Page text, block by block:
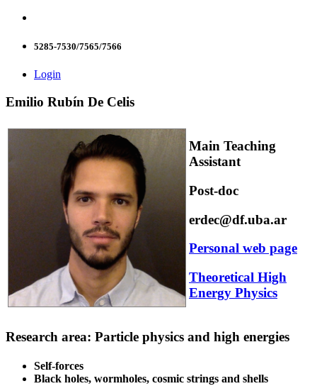
5285-7530/7565/7566
Login
Emilio Rubín De Celis
Main Teaching
Assistant
Post-doc
erdec@df.uba.ar
Personal web page
Theoretical High
Energy Physics
Research area: Particle physics and high energies
Self-forces
Black holes, wormholes, cosmic strings and shells